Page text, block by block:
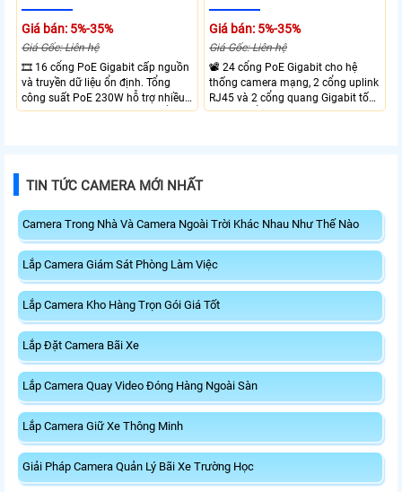
Giá bán: 5%-35%
Giá Gốc: Liên hệ
🎞 16 cổng PoE Gigabit cấp nguồn
và truyền dữ liệu ổn định. Tổng
công suất PoE 230W hỗ trợ nhiều
thiết bị cùng lúc. Tốc độ chuyển
Giá bán: 5%-35%
Giá Gốc: Liên hệ
📽 24 cổng PoE Gigabit cho hệ
thống camera mạng, 2 cổng uplink
RJ45 và 2 cổng quang Gigabit tốc
độ cao, Tổng công suất PoE 370W
TIN TỨC CAMERA MỚI NHẤT
Camera Trong Nhà Và Camera Ngoài Trời Khác Nhau Như Thế Nào
Lắp Camera Giám Sát Phòng Làm Việc
Lắp Camera Kho Hàng Trọn Gói Giá Tốt
Lắp Đặt Camera Bãi Xe
Lắp Camera Quay Video Đóng Hàng Ngoài Sàn
Lắp Camera Giữ Xe Thông Minh
Giải Pháp Camera Quản Lý Bãi Xe Trường Học